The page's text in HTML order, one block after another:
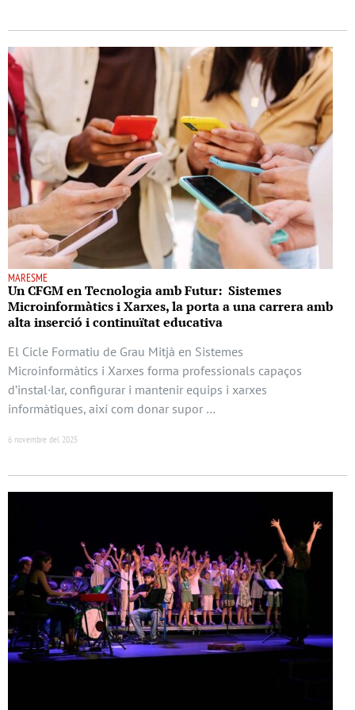
MARESME
Un CFGM en Tecnologia amb Futur: Sistemes
Microinformàtics i Xarxes, la porta a una carrera amb
alta inserció i continuïtat educativa
El Cicle Formatiu de Grau Mitjà en Sistemes
Microinformàtics i Xarxes forma professionals capaços
d’instal·lar, configurar i mantenir equips i xarxes
informàtiques, així com donar supor …
6 novembre del 2025